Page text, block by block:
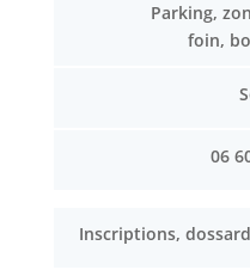
Parking,
foin,
06
Inscriptions,